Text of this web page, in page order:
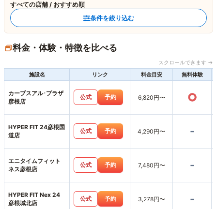
すべての店舗 / おすすめ順
条件を絞り込む
料金・体験・特徴を比べる
スクロールできます →
施設名
リンク 料金目安 無料体験
カーブスアル･プラザ
彦根店
公式 予約 6,820円〜 ○
HYPER FIT 24彦根国
道店
公式 予約 4,290円〜 -
エニタイムフィット
ネス彦根店
公式 予約 7,480円〜 -
HYPER FIT Nex 24
彦根城北店
公式 予約 3,278円〜 -